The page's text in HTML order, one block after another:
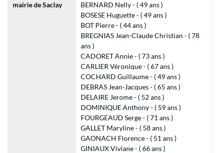
mairie de Saclay
BERNARD Nelly - ( 49 ans )
BOSESE Huguette - ( 49 ans )
BOT Pierre - ( 44 ans )
BREGNIAS Jean-Claude Christian - ( 78
ans )
CADORET Annie - ( 73 ans )
CARLIER Véronique - ( 67 ans )
COCHARD Guillaume - ( 49 ans )
DEBRAS Jean-Jacques - ( 65 ans )
DELAIRE Jerome - ( 52 ans )
DOMINIQUE Anthony - ( 59 ans )
FOURGEAUD Serge - ( 71 ans )
GALLET Maryline - ( 58 ans )
GAONACH Florence - ( 51 ans )
GINIAUX Viviane - ( 66 ans )